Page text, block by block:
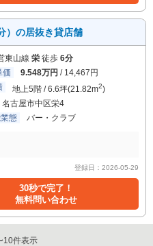
）の居抜き貸店舗
東山線 栄 徒歩 6分
価
9.548万円 / 14,467円
地上5階 / 6.6坪(21.82m2)
名古屋市中区栄4
態
バー・クラブ
登録日：2026-05-29
30秒で完了！
無料問い合わせ
10件表示